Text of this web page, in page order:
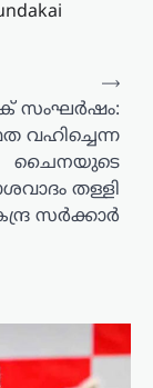
സംഘർഷം:
വഹിച്ചെന്ന
ചൈനയുടെ
തള്ളി
സർക്കാർ
⟶